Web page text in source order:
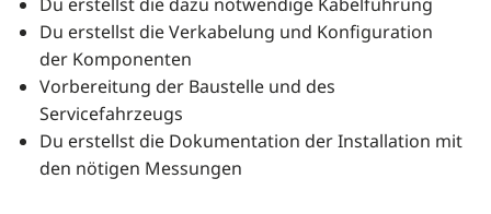
Du erstellst die dazu notwendige Kabelführung
Du erstellst die Verkabelung und Konfiguration
der Komponenten
Vorbereitung der Baustelle und des
Servicefahrzeugs
Du erstellst die Dokumentation der Installation mit
den nötigen Messungen